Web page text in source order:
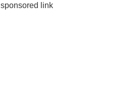
sponsored link